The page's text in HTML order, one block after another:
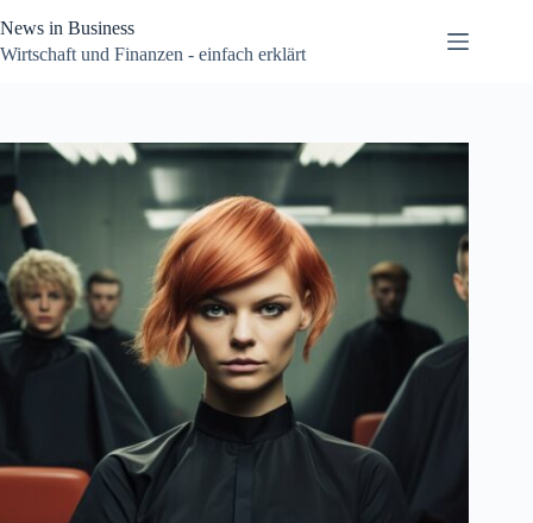
Inhalt
springen
News in Business
Wirtschaft und Finanzen - einfach erklärt